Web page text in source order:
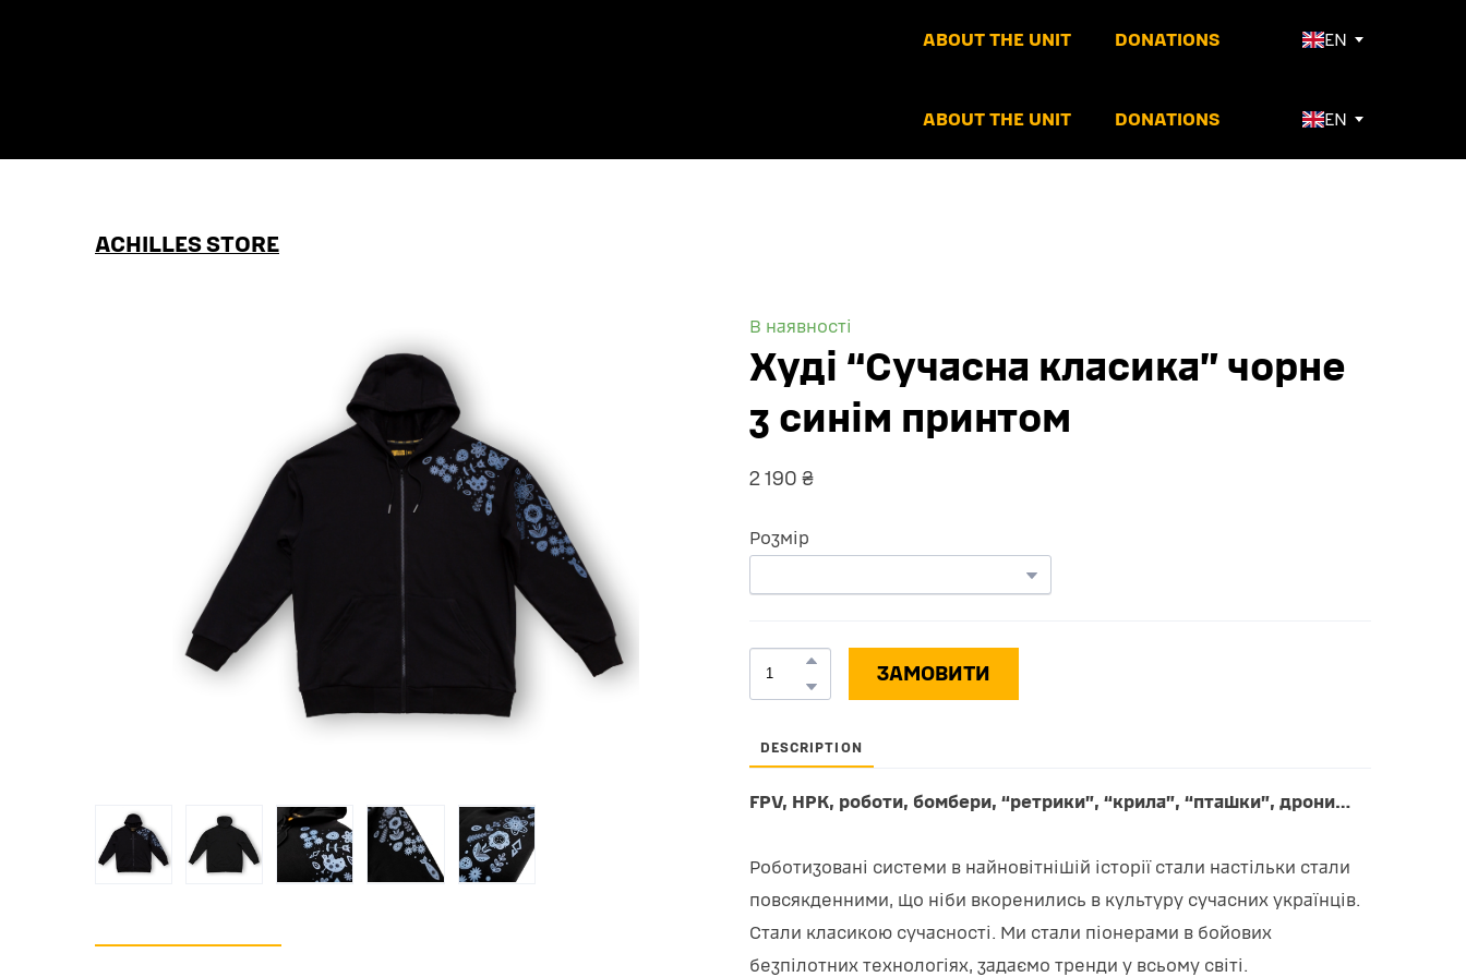
ABOUT THE UNIT DONATIONS EN
ABOUT THE UNIT DONATIONS EN
ACHILLES STORE
В наявності
Худі “Сучасна класика” чорне
з синім принтом
2 190 ₴
Розмір
ЗАМОВИТИ
DESCRIPTION
FPV, НРК, роботи, бомбери, “ретрики”, “крила”, “пташки”, дрони…
Роботизовані системи в найновітнішій історії стали настільки стали
повсякденними, що ніби вкоренились в культуру сучасних українців.
Стали класикою сучасності. Ми стали піонерами в бойових
безпілотних технологіях, задаємо тренди у всьому світі.